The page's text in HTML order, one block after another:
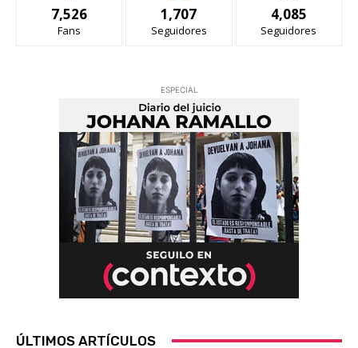
7,526
Fans
1,707
Seguidores
4,085
Seguidores
ESPECIAL
ÚLTIMOS ARTÍCULOS